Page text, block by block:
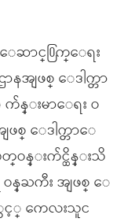
ေဆာင္႐ြက္ေရး
အျဖစ္ ေဒါက္တာ
န္းမာေရး ဝ
စ္ ေဒါက္တာေ
ဝန္းက်င္ထိန္းသိ
န္ႀကီး အျဖစ္ ေ
ႏွင့္ ကေလးသူင